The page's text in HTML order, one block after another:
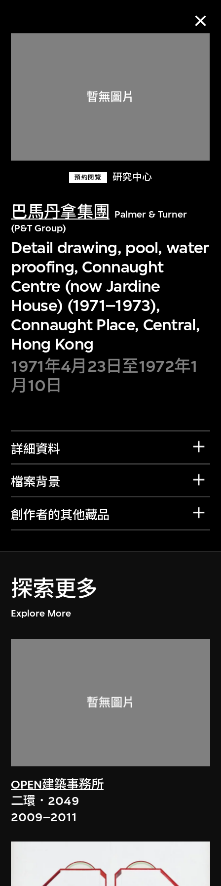
預約閱覽 研究中心
巴馬丹拿集團
Palmer & Turner
(P&T Group)
Detail drawing, pool, water
proofing, Connaught
Centre (now Jardine
House) (1971–1973),
Connaught Place, Central,
Hong Kong
1971年4月23日至1972年1
月10日
詳細資料
檔案背景
創作者的其他藏品
探索更多
Explore More
OPEN建築事務所
二環．2049
2009–2011
關於M+藏品
探索世界頂級的二十及二十一世紀視覺
文化藏品。